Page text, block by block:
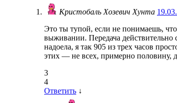
Кристобаль Хозевич Хунта
Это ты тупой, если не понимаешь,
выживании. Передача действительно
надоела, я так 905 из трех часов
этих — не всех, примерно половину,
3
4
Ответить ↓